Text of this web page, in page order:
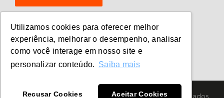
Utilizamos cookies para oferecer melhor
experiência, melhorar o desempenho, analisar
como você interage em nosso site e
personalizar conteúdo. Saiba mais
Recusar Cookies Aceitar Cookies
© Copyright 2026 | Quimatic | Todos os direitos reservados